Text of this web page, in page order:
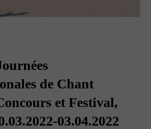
de Chant
et Festival,
03.04.2022